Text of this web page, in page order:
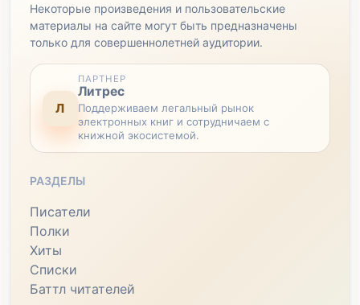
Некоторые произведения и пользовательские
материалы на сайте могут быть предназначены
только для совершеннолетней аудитории.
Л
ПАРТНЕР
Литрес
Поддерживаем легальный рынок
электронных книг и сотрудничаем с
книжной экосистемой.
РАЗДЕЛЫ
Писатели
Полки
Хиты
Списки
Баттл читателей